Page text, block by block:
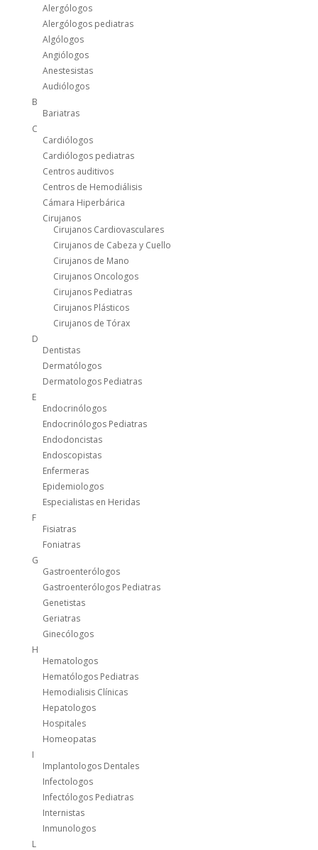
Alergólogos
Alergólogos pediatras
Algólogos
Angiólogos
Anestesistas
Audiólogos
B
Bariatras
C
Cardiólogos
Cardiólogos pediatras
Centros auditivos
Centros de Hemodiálisis
Cámara Hiperbárica
Cirujanos
Cirujanos Cardiovasculares
Cirujanos de Cabeza y Cuello
Cirujanos de Mano
Cirujanos Oncologos
Cirujanos Pediatras
Cirujanos Plásticos
Cirujanos de Tórax
D
Dentistas
Dermatólogos
Dermatologos Pediatras
E
Endocrinólogos
Endocrinólogos Pediatras
Endodoncistas
Endoscopistas
Enfermeras
Epidemiologos
Especialistas en Heridas
F
Fisiatras
Foniatras
G
Gastroenterólogos
Gastroenterólogos Pediatras
Genetistas
Geriatras
Ginecólogos
H
Hematologos
Hematólogos Pediatras
Hemodialisis Clínicas
Hepatologos
Hospitales
Homeopatas
I
Implantologos Dentales
Infectologos
Infectólogos Pediatras
Internistas
Inmunologos
L